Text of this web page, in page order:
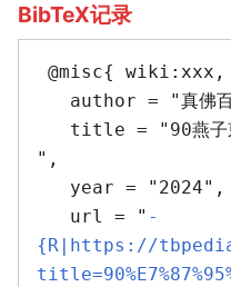
BibTeX记录
",
   url = "
-
{R|https://